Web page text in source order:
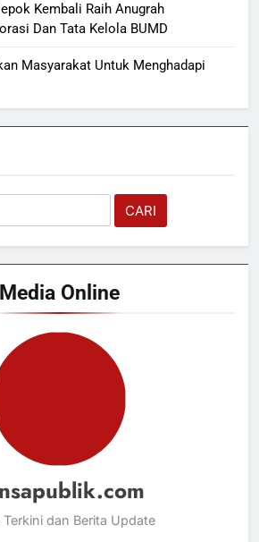
Kembali Raih Anugrah
Dan Tata Kelola BUMD
Masyarakat Untuk Menghadapi
Media Online
Terkini dan Berita Update